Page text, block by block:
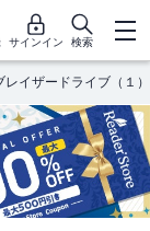
サインイン 検索
レイザードライブ（１）